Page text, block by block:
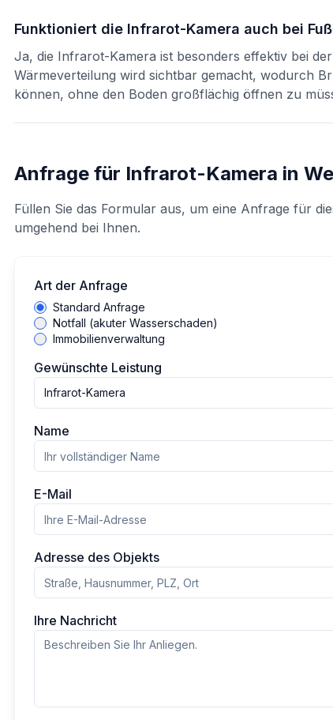
Funktioniert die Infrarot-Kamera auch bei
Ja, die Infrarot-Kamera ist besonders effektiv bei
Wärmeverteilung wird sichtbar gemacht, wodurch
können, ohne den Boden großflächig öffnen zu
Anfrage für Infrarot-Kamera in
Füllen Sie das Formular aus, um eine Anfrage für
umgehend bei Ihnen.
Art der Anfrage
Standard Anfrage
Notfall (akuter Wasserschaden)
Immobilienverwaltung
Gewünschte Leistung
Infrarot-Kamera
Name
E-Mail
Adresse des Objekts
Ihre Nachricht